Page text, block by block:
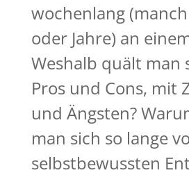
wochenlang
oder Jahre) an
Weshalb quält man
Pros und Cons, mit
und Ängsten?
man sich so lange
selbstbewussten